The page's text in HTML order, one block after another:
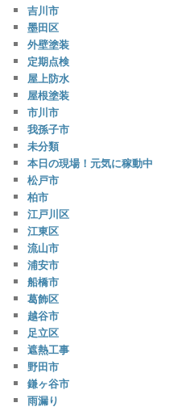
吉川市
墨田区
外壁塗装
定期点検
屋上防水
屋根塗装
市川市
我孫子市
未分類
本日の現場！元気に稼動中
松戸市
柏市
江戸川区
江東区
流山市
浦安市
船橋市
葛飾区
越谷市
足立区
遮熱工事
野田市
鎌ヶ谷市
雨漏り